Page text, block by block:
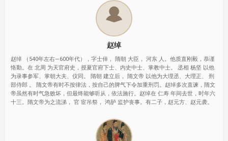
赵绰
赵绰 （540年左右—600年代），字士倬， 隋朝 大臣， 河东 人。他质直刚毅，恭谨
恪勤。在 北周 为天官府史，授夏官府下士、内史中士、掌教中士。 丞相 杨坚 以他
为录事参军、掌朝大夫、仪同。 隋朝 建立后， 隋文帝 以他为大理丞、大理正、 刑
部侍郎 。 隋文帝有时不按律法，按自己的脾气下令加重刑罚。赵绰多次直谏，隋文
帝虽然有时气急败坏，但最终能够听从，依法施行。赵绰在 仁寿 年间去世，时年六
十三。隋文帝为之流涕， 官 宦吊祭， 鸿胪 监护丧事。有二子，赵元方、赵元袭。